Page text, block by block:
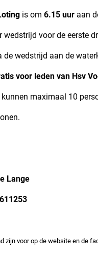
is om 6.15 uur aan
voor de eerste drie
de wedstrijd aan de
voor leden van Hsv
maximaal
Lange
voor op de website en de